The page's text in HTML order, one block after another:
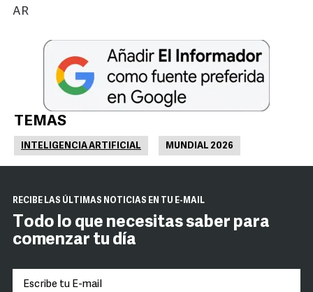
AR
TEMAS
INTELIGENCIA ARTIFICIAL MUNDIAL 2026
RECIBE LAS ÚLTIMAS NOTICIAS EN TU E-MAIL
Todo lo que necesitas saber para
comenzar tu día